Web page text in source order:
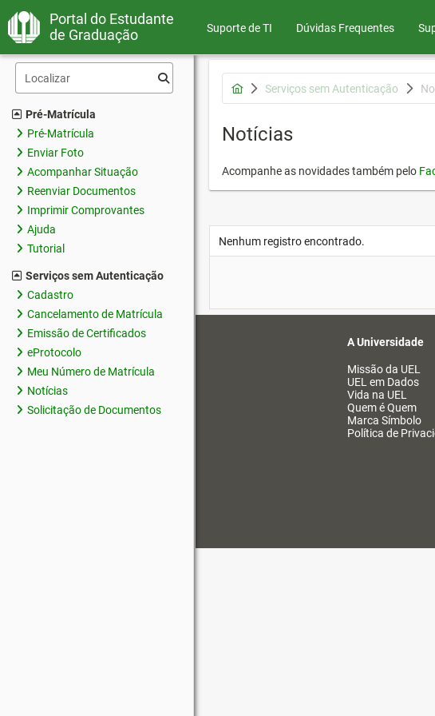
Portal do Estudante
de Graduação
Suporte de TI Dúvidas Frequentes
Pré-Matrícula
Pré-Matrícula
Enviar Foto
Acompanhar Situação
Reenviar Documentos
Imprimir Comprovantes
Ajuda
Tutorial
Serviços sem Autenticação
Cadastro
Cancelamento de Matrícula
Emissão de Certificados
eProtocolo
Meu Número de Matrícula
Notícias
Solicitação de Documentos
Serviços sem Autenticação
Notícias
Acompanhe as novidades também pelo
Nenhum registro encontrado.
A Universidade
Missão da UEL
UEL em Dados
Vida na UEL
Quem é Quem
Marca Símbolo
Política de